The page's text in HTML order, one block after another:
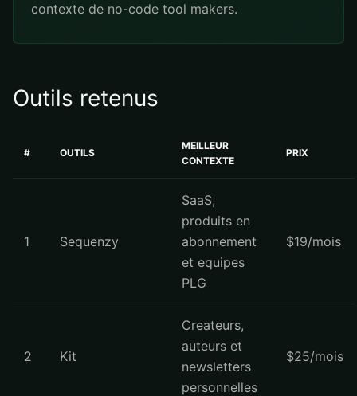
contexte de no-code tool makers.
Outils retenus
# OUTILS
MEILLEUR
CONTEXTE
PRIX
1 Sequenzy
SaaS,
produits en
abonnement
et equipes
PLG
$19/mois
2 Kit
Createurs,
auteurs et
newsletters
personnelles
$25/mois